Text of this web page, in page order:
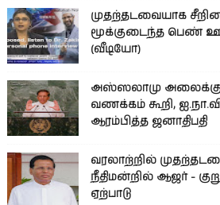
முதற்தடவையாக
மூக்குடைந்த பெண்
(வீடியோ)
அஸ்ஸலாமு
வணக்கம் கூறி,
ஆரம்பித்த ஜனாதிபதி
வரலாற்றில்
நீதிமன்றில் ஆஜர் -
ஏற்பாடு